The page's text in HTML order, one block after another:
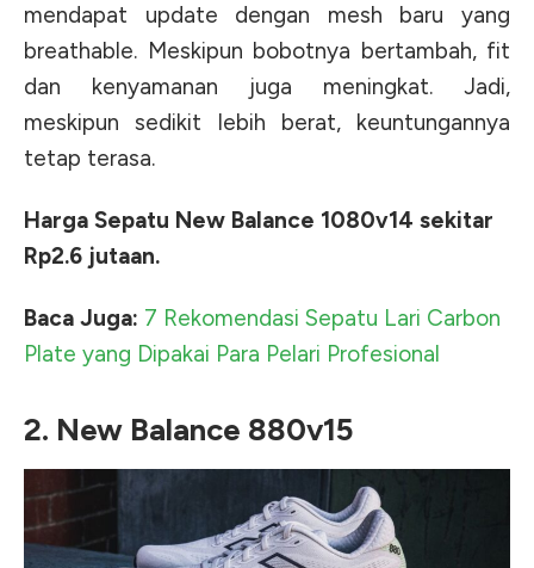
mendapat update dengan mesh baru yang
breathable. Meskipun bobotnya bertambah, fit
dan kenyamanan juga meningkat. Jadi,
meskipun sedikit lebih berat, keuntungannya
tetap terasa.
Harga Sepatu New Balance 1080v14 sekitar
Rp2.6 jutaan.
Baca Juga: 7 Rekomendasi Sepatu Lari Carbon
Plate yang Dipakai Para Pelari Profesional
2. New Balance 880v15